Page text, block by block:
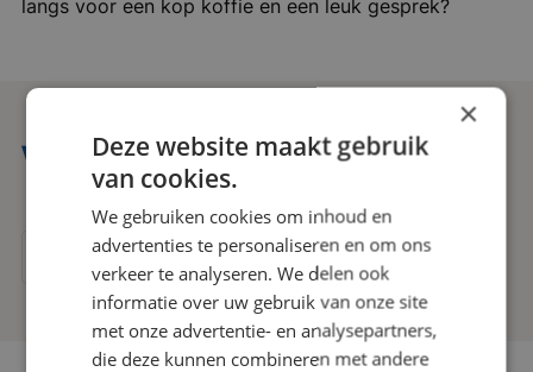
langs voor een kop koffie en een leuk gesprek?
Vind jouw baan vacatures bij ViaJou
Bekijk alle vacatures
×
Deze website maakt gebruik
van cookies.
We gebruiken cookies om inhoud en
advertenties te personaliseren en om ons
verkeer te analyseren. We delen ook
informatie over uw gebruik van onze site
met onze advertentie- en analysepartners,
die deze kunnen combineren met andere